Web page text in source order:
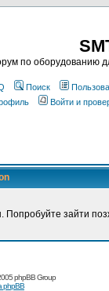
по оборудованию
Поиск
Войти и
Попробуйте зайти
phpBB Group
phpBB